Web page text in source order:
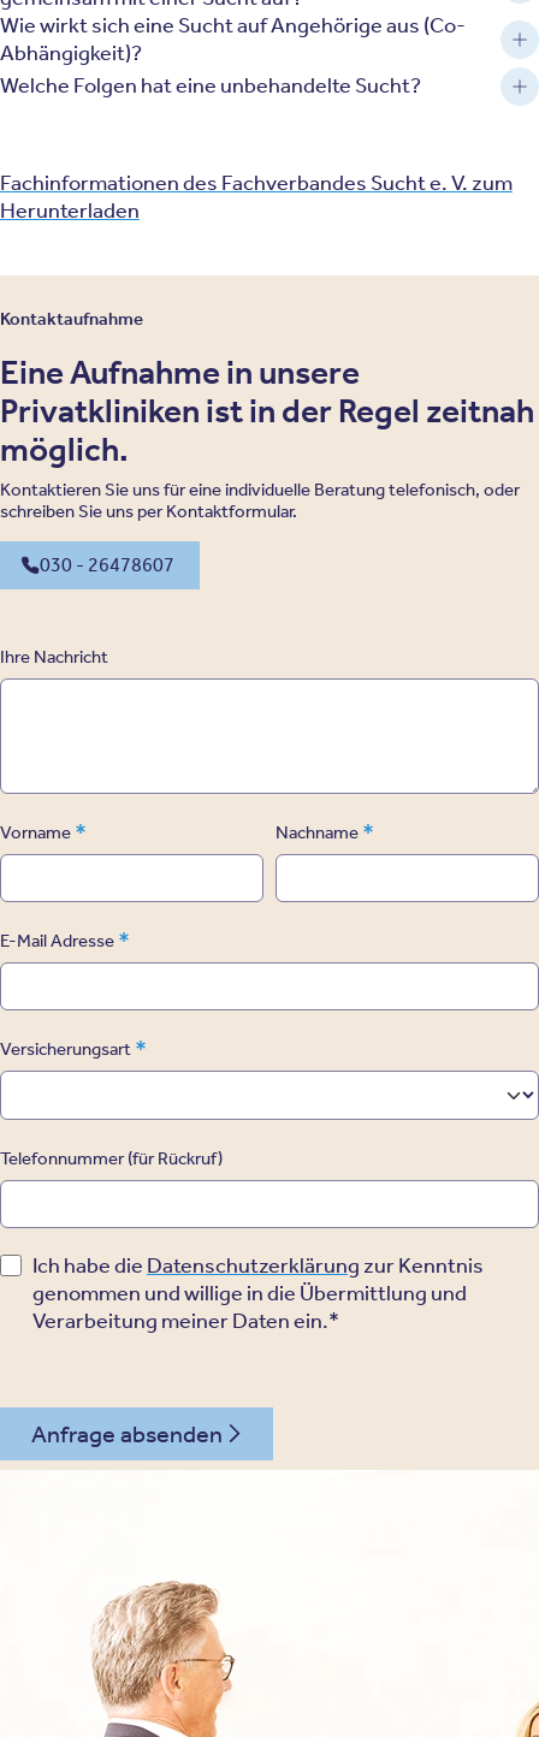
Wie wirkt sich eine Sucht auf Angehörige aus (Co-
Abhängigkeit)?
Welche Folgen hat eine unbehandelte Sucht?
Fachinformationen des Fachverbandes Sucht e. V. zum
Herunterladen
Kontaktaufnahme
Eine Aufnahme in unsere
Privatkliniken ist in der Regel zeitnah
möglich.
Kontaktieren Sie uns für eine individuelle Beratung telefonisch, oder
schreiben Sie uns per Kontaktformular.
030 - 26478607
Ihre Nachricht
Vorname * Nachname *
E-Mail Adresse *
Versicherungsart *
Telefonnummer (für Rückruf)
Ich habe die Datenschutzerklärung zur Kenntnis
genommen und willige in die Übermittlung und
Verarbeitung meiner Daten ein.*
Anfrage absenden
Informationen
Für Patienten
Für Zuweiser
Kliniken für Kinder & Jugendlichen